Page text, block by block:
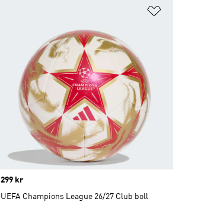
Price
299 kr
UEFA Champions League 26/27 Club boll